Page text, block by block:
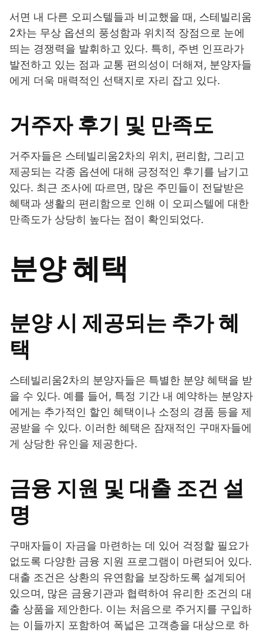
서면 내 다른 오피스텔들과 비교했을 때, 스테빌리움
2차는 무상 옵션의 풍성함과 위치적 장점으로 눈에
띄는 경쟁력을 발휘하고 있다. 특히, 주변 인프라가
발전하고 있는 점과 교통 편의성이 더해져, 분양자들
에게 더욱 매력적인 선택지로 자리 잡고 있다.
거주자 후기 및 만족도
거주자들은 스테빌리움2차의 위치, 편리함, 그리고
제공되는 각종 옵션에 대해 긍정적인 후기를 남기고
있다. 최근 조사에 따르면, 많은 주민들이 전달받은
혜택과 생활의 편리함으로 인해 이 오피스텔에 대한
만족도가 상당히 높다는 점이 확인되었다.
분양 혜택
분양 시 제공되는 추가 혜
택
스테빌리움2차의 분양자들은 특별한 분양 혜택을 받
을 수 있다. 예를 들어, 특정 기간 내 예약하는 분양자
에게는 추가적인 할인 혜택이나 소정의 경품 등을 제
공받을 수 있다. 이러한 혜택은 잠재적인 구매자들에
게 상당한 유인을 제공한다.
금융 지원 및 대출 조건 설
명
구매자들이 자금을 마련하는 데 있어 걱정할 필요가
없도록 다양한 금융 지원 프로그램이 마련되어 있다.
대출 조건은 상환의 유연함을 보장하도록 설계되어
있으며, 많은 금융기관과 협력하여 유리한 조건의 대
출 상품을 제안한다. 이는 처음으로 주거지를 구입하
는 이들까지 포함하여 폭넓은 고객층을 대상으로 하